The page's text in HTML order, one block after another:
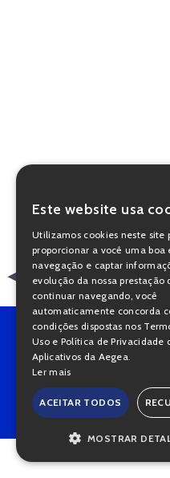
voltar
Copyright © 2022 •
Este website usa
Utilizamos cookies neste site
proporcionar a você uma boa
navegação e captar
evolução da nossa prestação
continuar navegando, você
automaticamente concorda
condições dispostas nos
Uso e Política de Privacidade
Aplicativos da Aegea.
Ler mais
ACEITAR TODOS
MOSTRAR